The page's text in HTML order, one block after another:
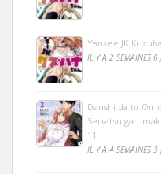
Yankee JK
IL Y A 2 SEMAINES 6
Danshi da to
Seikatsu ga
11
IL Y A 4 SEMAINES 3